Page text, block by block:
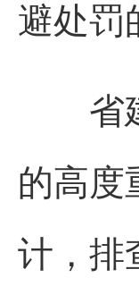
避处罚
省建
的高度
计，排